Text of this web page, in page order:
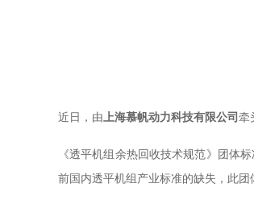
近日，由 上海慕帆动力科技有限公司牵
《透平机组余热回收技术规范》团体
前国内透平机组产业标准的缺失，此